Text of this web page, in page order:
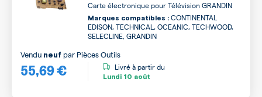
Carte électronique pour Télévision GRANDIN
Marques compatibles : CONTINENTAL
EDISON, TECHNICAL, OCEANIC, TECHWOOD,
SELECLINE, GRANDIN
55,69 €
Vendu neuf par Pièces Outils
Livré à partir du
Lundi 10 août